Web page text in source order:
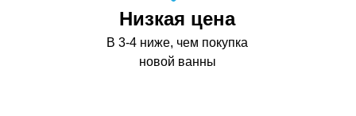
Низкая цена
В 3-4 ниже, чем покупка
новой ванны